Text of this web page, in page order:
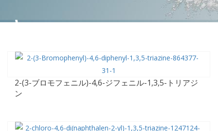
2-(3-ブロモフェニル)-4,6-ジフェニル-1,3,5-トリアジ
ン